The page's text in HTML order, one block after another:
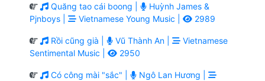
Quăng tao cái boong |
Huỳnh James &
Pjnboys |
Vietnamese Young Music | 2989
Rồi cũng già | Vũ Thành An |
Vietnamese
Sentimental Music |
2950
Có công mài "sắc" |
Ngô Lan Hương |